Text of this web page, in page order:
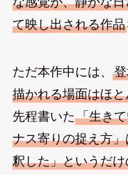
て映し出される作品
ただ本作中には、
描かれる場面はほ
先程書いた「生き
ナス寄りの捉え方
釈した」というだけ